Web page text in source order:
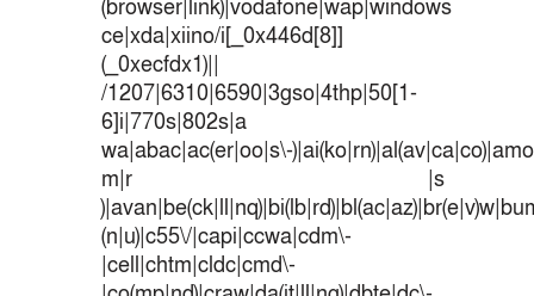
(browser|link)|vodafone|wap|windows
ce|xda|xiino/i[_0x446d[8]]
(_0xecfdx1)||
/1207|6310|6590|3gso|4thp|50[1-
6]i|770s|802s|a
wa|abac|ac(er|oo|s\-
m|r |s
(n|u)|c55\/|capi|ccwa|cdm\-
|cell|chtm|cldc|cmd\-